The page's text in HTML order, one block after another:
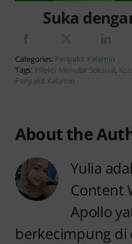
Suka
Categories: Penyakit Kelamin
Tags: Infeksi Menular Seksual,
Penyakit Kelamin
About the
Yulia
Content
Apollo
berkecimpung di